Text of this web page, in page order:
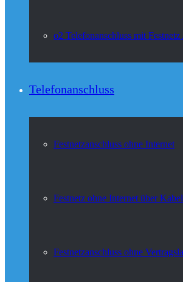
o2 Telefonanschluss mit
Telefonanschluss
Festnetzanschluss ohne Internet
Festnetz ohne Internet über
Festnetzanschluss ohne